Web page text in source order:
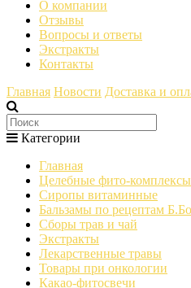
О компании
Отзывы
Вопросы и ответы
Экстракты
Контакты
Главная Новости Доставка и
Категории
Главная
Целебные фито-
Сиропы витаминные
Бальзамы по рецептам
Сборы трав и чай
Экстракты
Лекарственные травы
Товары при онкологии
Какао-фитосвечи